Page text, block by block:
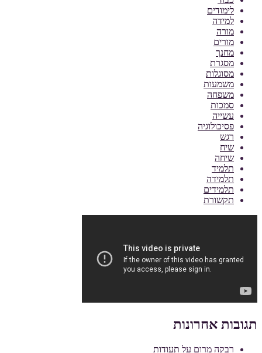
לימודים
למידה
מורה
מורים
מחנך
מסגרת
מסוגלות
משמעות
משפחה
סמכות
עשייה
פסיכולוגיה
רגש
שיח
שיחה
תלמיד
תלמידה
תלמידים
תקשורת
תגובות אחרונות
רבקה מרום על תעודות